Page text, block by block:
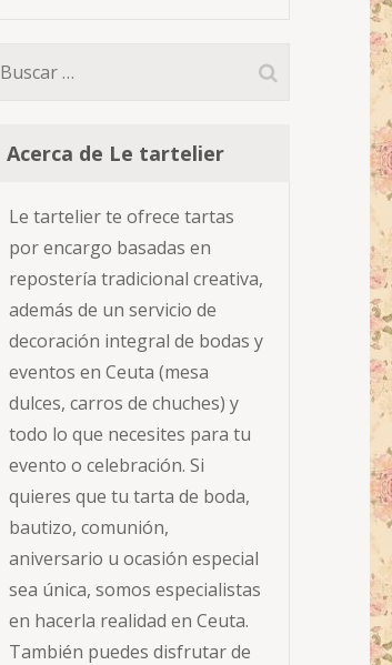
Buscar:
Acerca de Le tartelier
Le tartelier te ofrece tartas
por encargo basadas en
repostería tradicional creativa,
además de un servicio de
decoración integral de bodas y
eventos en Ceuta (mesa
dulces, carros de chuches) y
todo lo que necesites para tu
evento o celebración. Si
quieres que tu tarta de boda,
bautizo, comunión,
aniversario u ocasión especial
sea única, somos especialistas
en hacerla realidad en Ceuta.
También puedes disfrutar de